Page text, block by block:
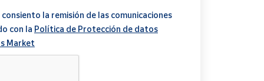
la remisión de las comunicaciones
con la Política de Protección de datos
Market